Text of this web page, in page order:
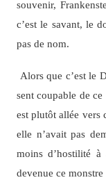
souvenir,
c’est le savant, le
pas de nom.
Alors que c’est le
sent coupable de
est plutôt allée vers
elle n’avait pas
moins d’hostilité
devenue ce